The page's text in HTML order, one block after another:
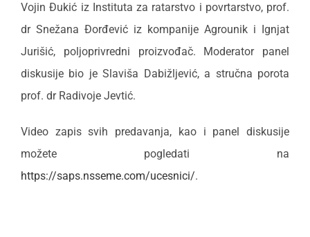
Vojin Đukić iz Instituta za ratarstvo i povrtarstvo, prof.
dr Snežana Đorđević iz kompanije Agrounik i Ignjat
Jurišić, poljoprivredni proizvođač. Moderator panel
diskusije bio je Slaviša Dabižljević, a stručna porota
prof. dr Radivoje Jevtić.
Video zapis svih predavanja, kao i panel diskusije
možete pogledati na
https://saps.nsseme.com/ucesnici/.